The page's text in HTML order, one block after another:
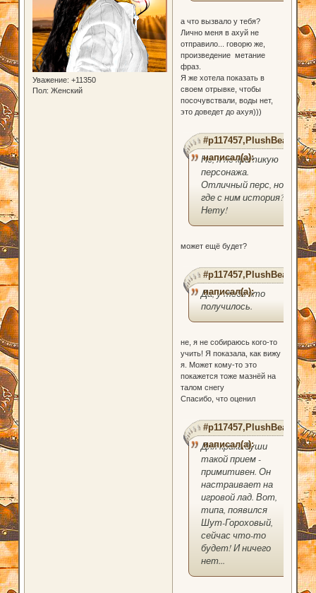
Уважение: +11350
Пол: Женский
а что вызвало у тебя?
Лично меня в ахуй не
отправило... говорю же,
произведение метание
фраз.
Я же хотела показать в
своем отрывке, чтобы
посочувствали, воды нет,
это доведет до ахуя)))
#p117457,PlushBear
написал(а):
Не, я не критикую
персонажа.
Отличный перс, но
где с ним история?
Нету!
может ещё будет?
#p117457,PlushBear
написал(а):
Да, у тебя это
получилось.
не, я не собираюсь кого-то
учить! Я показала, как вижу
я. Может кому-то это
покажется тоже мазнёй на
талом снегу
Спасибо, что оценил
#p117457,PlushBear
написал(а):
Для крика души
такой прием -
примитивен. Он
настраивает на
игровой лад. Вот,
типа, появился
Шут-Гороховый,
сейчас что-то
будет! И ничего
нет...